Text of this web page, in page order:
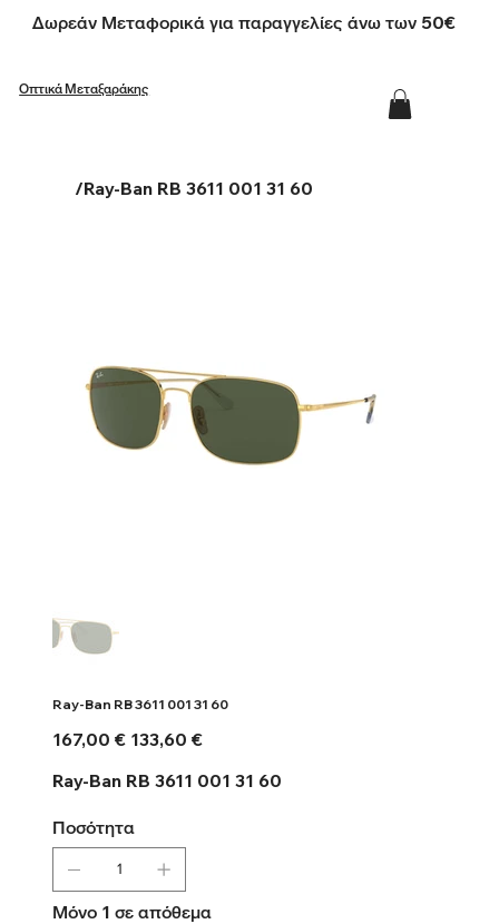
Δωρεάν Μεταφορικά για παραγγελίες άνω των 50€
Οπτικά Μεταξαράκης
/Ray-Ban RB 3611 001 31 60
Ray-Ban RB 3611 001 31 60
Αρχική
τιμή
167,00 €
Τιμή
έκπτωσης
133,60 €
Ray-Ban RB 3611 001 31 60
Ποσότητα
Μόνο 1 σε απόθεμα